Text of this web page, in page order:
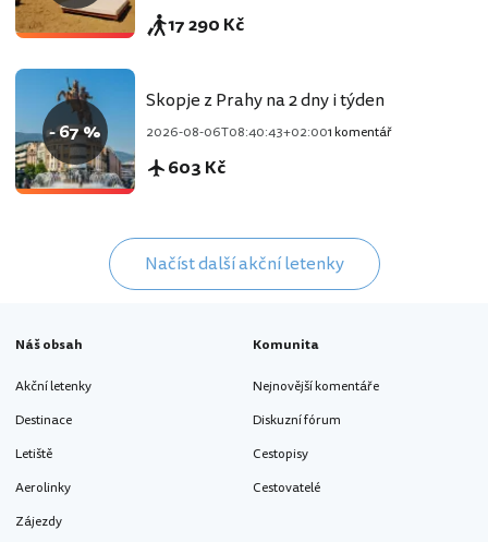
17 290 Kč
- 67 %
Skopje z Prahy na 2 dny i týden
2026-08-06T08:40:43+02:001 komentář
603 Kč
Načíst další akční letenky
Náš obsah
Akční letenky
Destinace
Letiště
Aerolinky
Zájezdy
Komunita
Nejnovější komentáře
Diskuzní fórum
Cestopisy
Cestovatelé